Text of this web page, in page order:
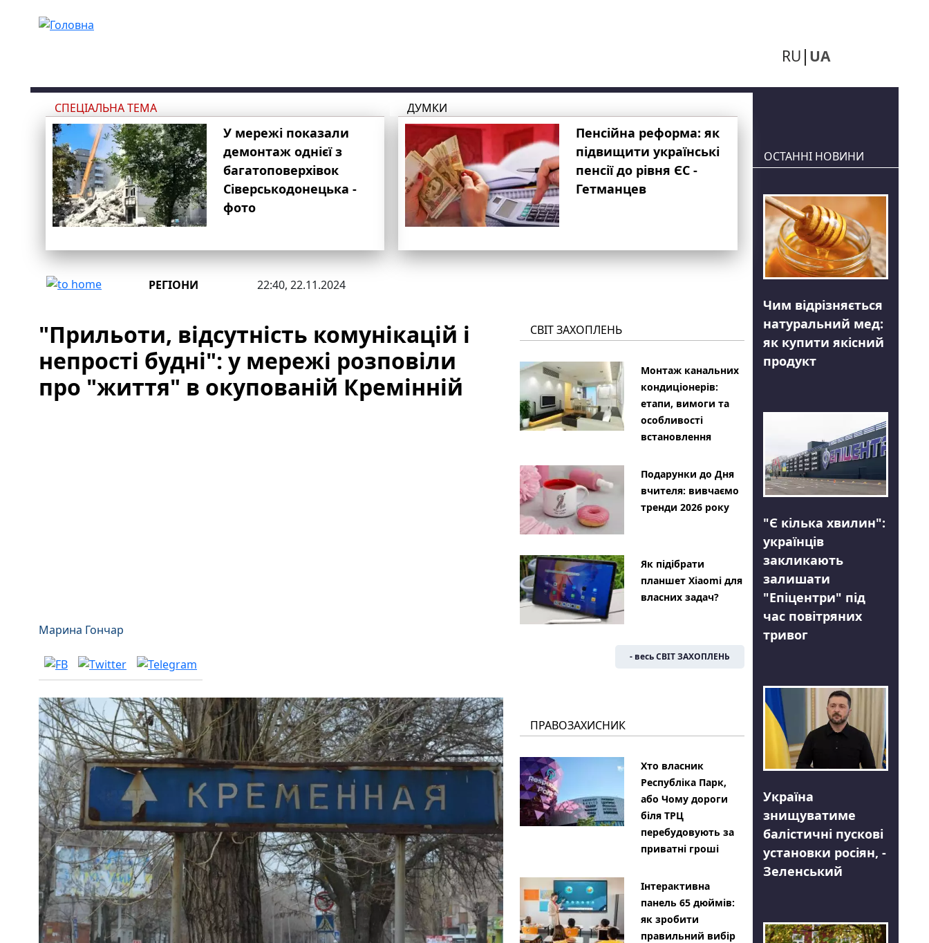
RU UA
СПЕЦІАЛЬНА ТЕМА
У мережі показали
демонтаж однієї з
багатоповерхівок
Сіверськодонецька -
фото
ДУМКИ
Пенсійна реформа: як
підвищити українські
пенсії до рівня ЄС -
Гетманцев
РЕГІОНИ 22:40, 22.11.2024
"Прильоти, відсутність комунікацій і
непрості будні": у мережі розповіли
про "життя" в окупованій Кремінній
Марина Гончар
СВІТ ЗАХОПЛЕНЬ
Монтаж канальних
кондиціонерів:
етапи, вимоги та
особливості
встановлення
Подарунки до Дня
вчителя: вивчаємо
тренди 2026 року
Як підібрати
планшет Xiaomi для
власних задач?
- весь СВІТ ЗАХОПЛЕНЬ
ПРАВОЗАХИСНИК
Хто власник
Республіка Парк,
або Чому дороги
біля ТРЦ
перебудовують за
приватні гроші
Інтерактивна
панель 65 дюймів:
як зробити
правильний вибір
ОСТАННІ НОВИНИ
Чим відрізняється
натуральний мед:
як купити якісний
продукт
"Є кілька хвилин":
українців
закликають
залишати
"Епіцентри" під
час повітряних
тривог
Україна
знищуватиме
балістичні пускові
установки росіян, -
Зеленський